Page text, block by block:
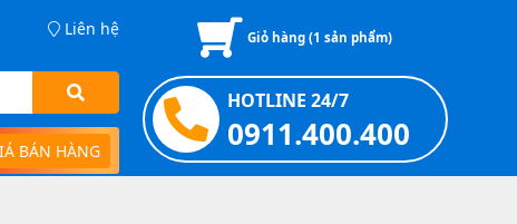
Liên hệ
BÁN HÀNG
Giỏ hàng (1 sản phẩm)
HOTLINE 24/7
0911.400.400